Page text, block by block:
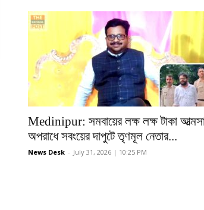
Medinipur: সমবায়ের লক্ষ লক্ষ টাকা
অপরাধে সবংয়ের দাপুটে তৃণমূল নেতার...
News Desk - July 31, 2026 | 10:25 PM